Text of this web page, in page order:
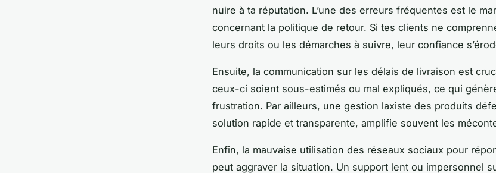
nuire à ta réputation. L’une des erreurs fréquentes est le
concernant la politique de retour. Si tes clients ne
leurs droits ou les démarches à suivre, leur confiance
Ensuite, la communication sur les délais de livraison est
ceux-ci soient sous-estimés ou mal expliqués, ce qui
frustration. Par ailleurs, une gestion laxiste des produits
solution rapide et transparente, amplifie souvent les
Enfin, la mauvaise utilisation des réseaux sociaux pour
peut aggraver la situation. Un support lent ou impersonnel